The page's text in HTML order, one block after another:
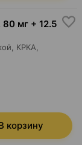
80 мг + 12.5
КРКА
корзину